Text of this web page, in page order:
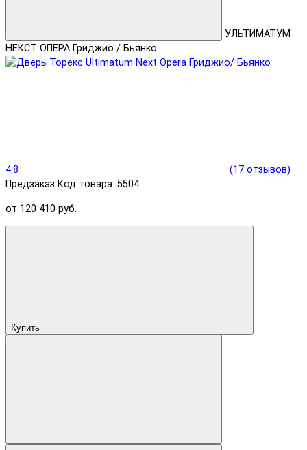
УЛЬТИМАТУМ
НЕКСТ ОПЕРА Гриджио / Бьянко
4.8
(17 отзывов)
Предзаказ Код товара: 5504
от 120 410 руб.
Купить